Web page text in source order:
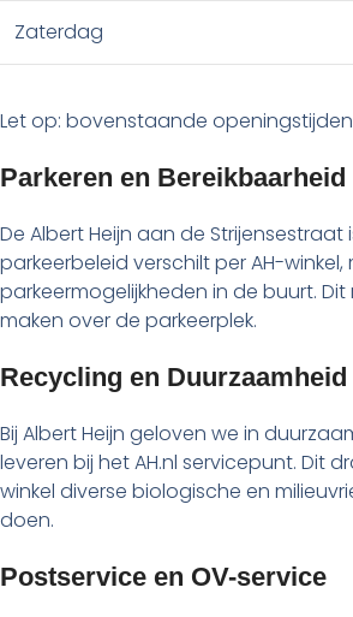
Zaterdag
Let op: bovenstaande
Parkeren en Bereikbaarheid
De Albert Heijn aan de
parkeerbeleid verschilt per AH-
parkeermogelijkheden in de buurt.
maken over de parkeerplek.
Recycling en Duurzaamheid
Bij Albert Heijn geloven we in
leveren bij het AH.nl servicepunt. Dit
winkel diverse biologische en
doen.
Postservice en OV-service